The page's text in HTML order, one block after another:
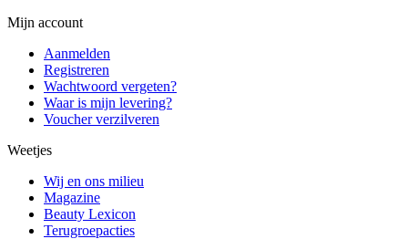
Mijn account
Aanmelden
Registreren
Wachtwoord vergeten?
Waar is mijn levering?
Voucher verzilveren
Weetjes
Wij en ons milieu
Magazine
Beauty Lexicon
Terugroepacties